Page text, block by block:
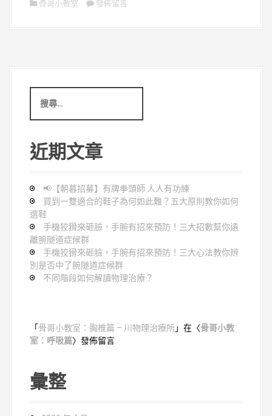
骨哥小教室 發佈留言
:
近期文章
📢【朝暮招募】有牌拳頭師 人人有功練
買到一雙適合的鞋子為何如此難？五大原則教你如何
選鞋
手機狡猾來砸臉，手腕有招來預防！三大招數幫你遠
離腕隧道症候群
手機狡猾來砸臉，手腕有招來預防！三大心法教你辨
別是否中了腕隧道症候群
不同階段如何解讀物理治療？
「 骨哥小教室：胸椎篇 – 川物理治療所」在〈骨哥小教
室：呼吸篇〉發佈留言
彙整